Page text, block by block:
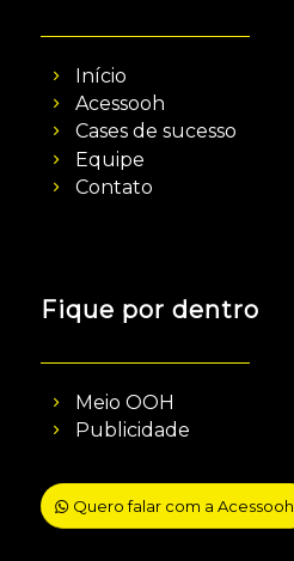
Início
Acessooh
Cases de sucesso
Equipe
Contato
Fique por dentro
Meio OOH
Publicidade
Quero falar com a Acessooh